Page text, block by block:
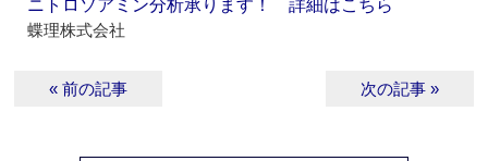
ニトロソアミン分析承ります！ 詳細はこちら
蝶理株式会社
« 前の記事 次の記事 »